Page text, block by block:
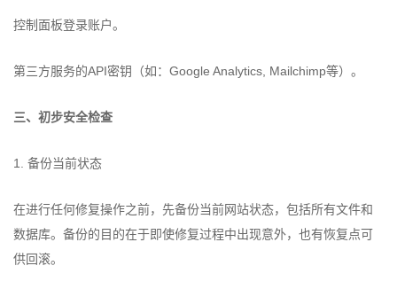
控制面板登录账户。
第三方服务的API密钥（如：Google Analytics, Mailchimp等）。
三、初步安全检查
1. 备份当前状态
在进行任何修复操作之前，先备份当前网站状态，包括所有文件和
数据库。备份的目的在于即使修复过程中出现意外，也有恢复点可
供回滚。